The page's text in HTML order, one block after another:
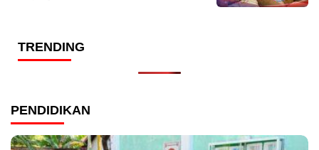
TRENDING
PENDIDIKAN